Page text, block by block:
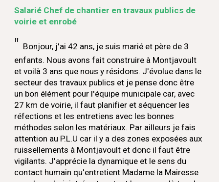
Salarié Chef de chantier en travaux publics de
voirie et enrobé
" Bonjour, j'ai 42 ans, je suis marié et père de 3
enfants. Nous avons fait construire à Montjavoult
et voilà 3 ans que nous y résidons. J'évolue dans le
secteur des travaux publics et je pense donc être
un bon élément pour l'équipe municipale car, avec
27 km de voirie, il faut planifier et séquencer les
réfections et les entretiens avec les bonnes
méthodes selon les matériaux. Par ailleurs je fais
attention au P.L.U car il y a des zones exposées aux
ruissellements à Montjavoult et donc il faut être
vigilants. J'apprécie la dynamique et le sens du
contact humain qu'entretient Madame la Mairesse